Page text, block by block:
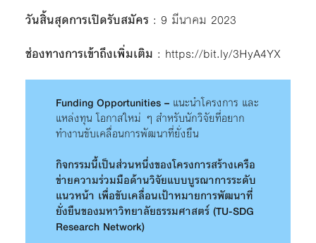
วันสิ้นสุดการเปิดรับสมัคร: 9 มีนาคม 2023
ช่องทางการเข้าถึงเพิ่มเติม : https://bit.ly/3HyA4YX
Funding Opportunities – แนะนำโครงการ และ
แหล่งทุน โอกาสใหม่ ๆ สำหรับนักวิจัยที่อยาก
ทำงานขับเคลื่อนการพัฒนาที่ยั่งยืน
กิจกรรมนี้เป็นส่วนหนึ่งของโครงการสร้างเครือ
ข่ายความร่วมมือด้านวิจัยแบบบูรณาการระดับ
แนวหน้า เพื่อขับเคลื่อนเป้าหมายการพัฒนาที่
ยั่งยืนของมหาวิทยาลัยธรรมศาสตร์(TU-SDG
Research Network)